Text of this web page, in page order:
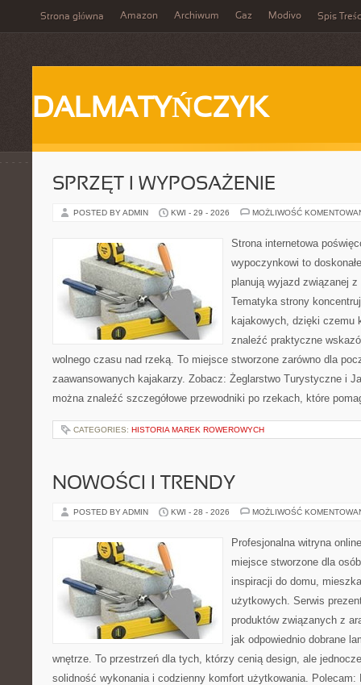
Strona główna Amazon Archiwum Gaz Modivo Spis
DALMATYŃCZYK
SPRZĘT I WYPOSAŻENIE
POSTED BY ADMIN KWI - 29 - 2026 MOŻLIWOŚĆ
Strona internetowa
wypoczynkowi to
planują wyjazd związanej
Tematyka strony
kajakowych, dzięki czemu
znaleźć praktyczne
wolnego czasu nad rzeką. To miejsce stworzone zarówno dla
zaawansowanych kajakarzy. Zobacz: Żeglarstwo Turystyczne i
można znaleźć szczegółowe przewodniki po rzekach, które
CATEGORIES: HISTORIA MAREK ROWEROWYCH
NOWOŚCI I TRENDY
POSTED BY ADMIN KWI - 28 - 2026 MOŻLIWOŚĆ
Profesjonalna witryna
miejsce stworzone dla
inspiracji do domu,
użytkowych. Serwis
produktów związanych z
jak odpowiednio dobrane
wnętrze. To przestrzeń dla tych, którzy cenią design, ale
solidność wykonania i codzienny komfort użytkowania. Polecam: